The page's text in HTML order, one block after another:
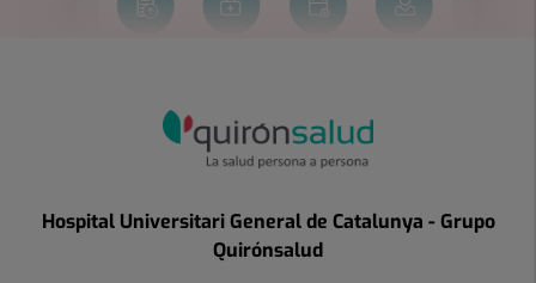
Hospital Universitari General de Catalunya - Grupo
Quirónsalud